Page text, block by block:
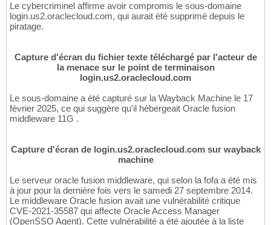
Le cybercriminel affirme avoir compromis le sous-domaine
login.us2.oraclecloud.com, qui aurait été supprimé depuis le
piratage.
Capture d'écran du fichier texte téléchargé par l'acteur de
la menace sur le point de terminaison
login.us2.oraclecloud.com
Le sous-domaine a été capturé sur la Wayback Machine le 17
février 2025, ce qui suggère qu'il hébergeait Oracle fusion
middleware 11G .
Capture d'écran de login.us2.oraclecloud.com sur wayback
machine
Le serveur oracle fusion middleware, qui selon la fofa a été mis
à jour pour la dernière fois vers le samedi 27 septembre 2014.
Le middleware Oracle fusion avait une vulnérabilité critique
CVE-2021-35587 qui affecte Oracle Access Manager
(OpenSSO Agent). Cette vulnérabilité a été ajoutée à la liste